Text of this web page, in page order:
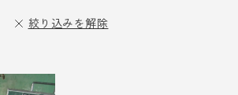
絞り込みを解除